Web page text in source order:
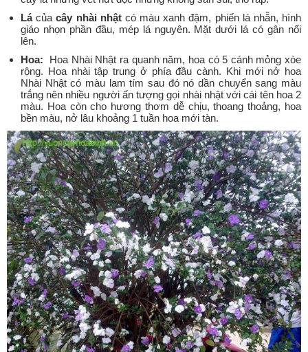
Lácủacây nhài nhậtcó màu xanh đậm, phiến lá nhẵn, hình
giáo nhọn phần đầu, mép lá nguyên. Mặt dưới lá có gân nổi
lên.
Hoa: Hoa Nhài Nhật ra quanh năm, hoa có 5 cánh mỏng xòe
rộng. Hoa nhài tập trung ở phía đầu cành. Khi mới nở hoa
Nhài Nhật có màu lam tím sau đó nó dần chuyển sang màu
trắng nên nhiều người ấn tượng gọi nhài nhật với cái tên hoa 2
màu. Hoa còn cho hương thơm dễ chịu, thoang thoảng, hoa
bền màu, nở lâu khoảng 1 tuần hoa mới tàn.